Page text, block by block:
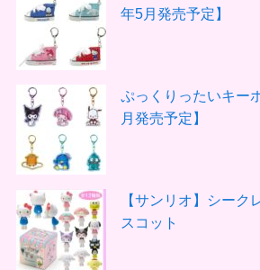
年5月発売予定】
ぷっくりったいキー
月発売予定】
【サンリオ】シーク
スコット